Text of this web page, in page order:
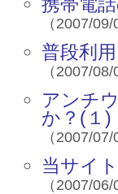
（2007/
普段利
（2007/
アンチ
か？(１)
（2007/
当サイ
（2007/